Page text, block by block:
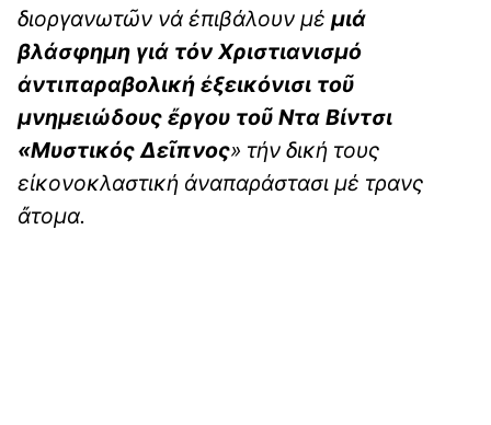
διοργανωτῶν νά ἐπιβάλουν μέ μιά
βλάσφημη γιά τόν Χριστιανισμό
ἀντιπαραβολική ἐξεικόνισι τοῦ
μνημειώδους ἔργου τοῦ Ντα Βίντσι
«Μυστικός Δεῖπνος» τήν δική τους
εἰκονοκλαστική ἀναπαράστασι μέ τρανς
ἄτομα.